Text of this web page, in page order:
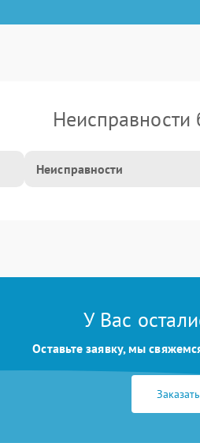
Неисправности
Неисправности
У Вас
Оставьте заявку, мы